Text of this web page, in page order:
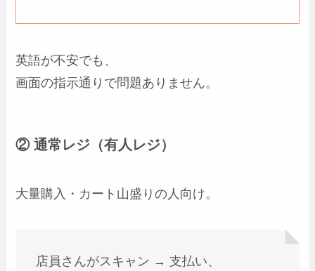
英語が不安でも、
画面の指示通りで問題ありません。
② 通常レジ（有人レジ）
大量購入・カート山盛りの人向け。
店員さんがスキャン → 支払い、